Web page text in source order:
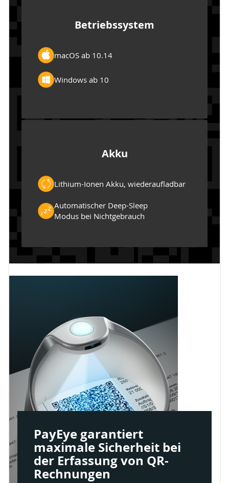
Betriebssystem
macOS ab 10.14
Windows ab 10
Akku
Lithium-Ionen Akku, wiederaufladbar
Automatischer Deep-Sleep
Modus bei Nichtgebrauch
PayEye garantiert
maximale Sicherheit bei
der Erfassung von QR-
Rechnungen